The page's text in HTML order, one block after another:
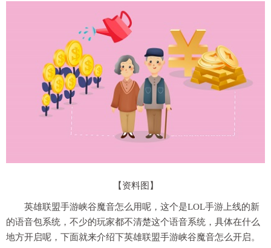
【资料图】
英雄联盟手游峡谷魔音怎么用呢，这个是LOL手游上线的新
的语音包系统，不少的玩家都不清楚这个语音系统，具体在什么
地方开启呢，下面就来介绍下英雄联盟手游峡谷魔音怎么开启。